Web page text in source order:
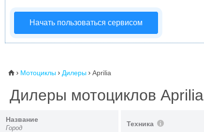
Начать пользоваться сервисом
⌂  Мотоциклы  Дилеры  Aprilia
Дилеры мотоциклов Aprilia
Название
Город
Техника